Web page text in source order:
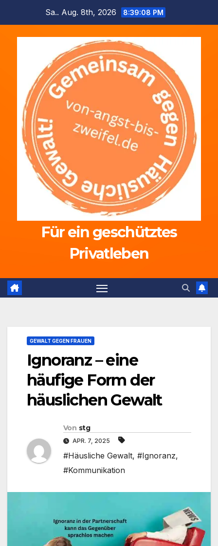
springen
Sa.. Aug. 8th, 2026 8:39:10 PM
Für ein geschütztes
Privatleben
GEWALT GEGEN FRAUEN
Ignoranz – eine
häufige Form der
häuslichen Gewalt
Von stg
APR. 7, 2025
#Häusliche Gewalt, #Ignoranz,
#Kommunikation